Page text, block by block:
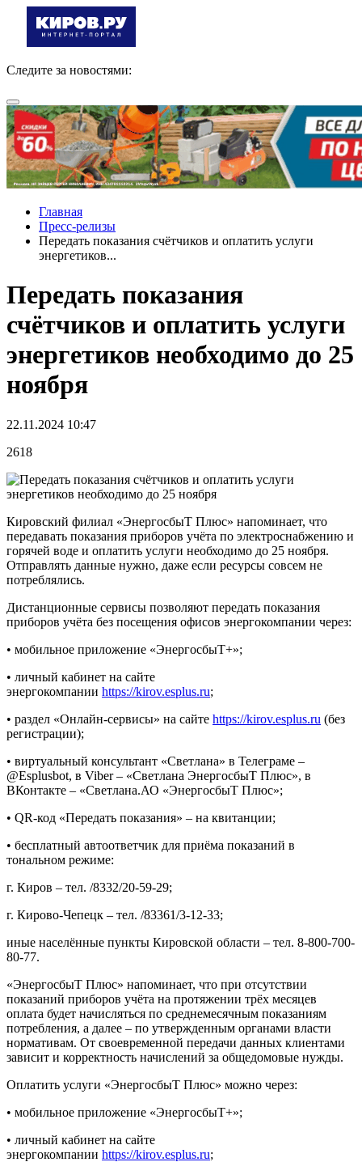
Следите за новостями:
Главная
Пресс-релизы
Передать показания счётчиков и оплатить услуги
энергетиков...
Передать показания
счётчиков и оплатить услуги
энергетиков необходимо до 25
ноября
22.11.2024 10:47
2618
Кировский филиал «ЭнергосбыТ Плюс» напоминает, что
передавать показания приборов учёта по электроснабжению и
горячей воде и оплатить услуги необходимо до 25 ноября.
Отправлять данные нужно, даже если ресурсы совсем не
потреблялись.
Дистанционные сервисы позволяют передать показания
приборов учёта без посещения офисов энергокомпании через:
• мобильное приложение «ЭнергосбыТ+»;
• личный кабинет на сайте
энергокомпании https://kirov.esplus.ru;
• раздел «Онлайн-сервисы» на сайте https://kirov.esplus.ru (без
регистрации);
• виртуальный консультант «Светлана» в Телеграме –
@Esplusbot, в Viber – «Светлана ЭнергосбыТ Плюс», в
ВКонтакте – «Светлана.АО «ЭнергосбыТ Плюс»;
• QR-код «Передать показания» – на квитанции;
• бесплатный автоответчик для приёма показаний в
тональном режиме:
г. Киров – тел. /8332/20-59-29;
г. Кирово-Чепецк – тел. /83361/3-12-33;
иные населённые пункты Кировской области – тел. 8-800-700-
80-77.
«ЭнергосбыТ Плюс» напоминает, что при отсутствии
показаний приборов учёта на протяжении трёх месяцев
оплата будет начисляться по среднемесячным показаниям
потребления, а далее – по утвержденным органами власти
нормативам. От своевременной передачи данных клиентами
зависит и корректность начислений за общедомовые нужды.
Оплатить услуги «ЭнергосбыТ Плюс» можно через:
• мобильное приложение «ЭнергосбыТ+»;
• личный кабинет на сайте
энергокомпании https://kirov.esplus.ru;